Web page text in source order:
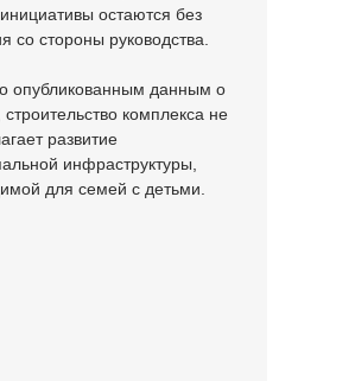
остаются без
со стороны руководства.
опубликованным данным о
строительство комплекса не
развитие
инфраструктуры,
для семей с детьми.